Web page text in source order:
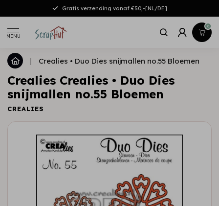
Gratis verzending vanaf €50,-[NL/DE]
MENU
0
| Crealies • Duo Dies snijmallen no.55 Bloemen
Crealies Crealies • Duo Dies
snijmallen no.55 Bloemen
CREALIES